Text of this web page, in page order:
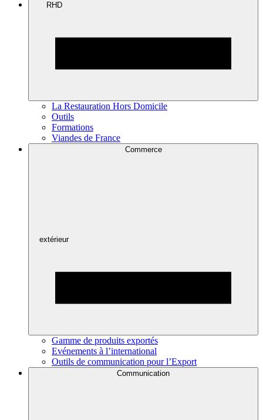
RHD
La Restauration Hors Domicile
Outils
Formations
Viandes de France
Commerce
extérieur
Gamme de produits exportés
Evénements à l’international
Outils de communication pour l’Export
Communication